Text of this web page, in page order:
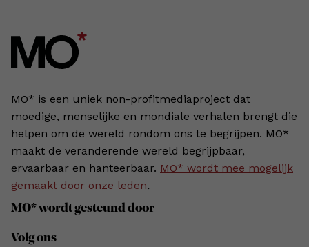
MO* is een uniek non-profitmediaproject dat
moedige, menselijke en mondiale verhalen brengt die
helpen om de wereld rondom ons te begrijpen. MO*
maakt de veranderende wereld begrijpbaar,
ervaarbaar en hanteerbaar. MO* wordt mee mogelijk
gemaakt door onze leden.
MO* wordt gesteund door
Volg ons